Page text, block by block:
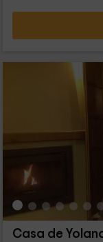
volveremos
Casa de